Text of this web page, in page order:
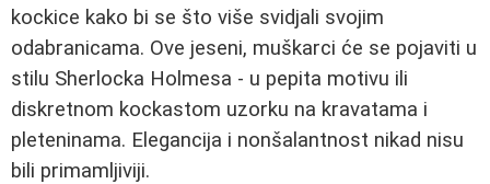
kockice kako bi se što više svidjali svojim
odabranicama. Ove jeseni, muškarci će se pojaviti u
stilu Sherlocka Holmesa - u pepita motivu ili
diskretnom kockastom uzorku na kravatama i
pleteninama. Elegancija i nonšalantnost nikad nisu
bili primamljiviji.